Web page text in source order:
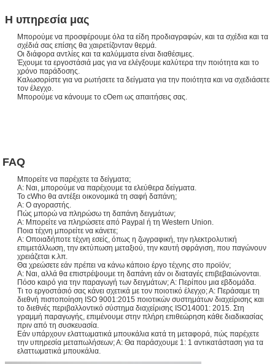
Η υπηρεσία μας
Μπορούμε να προσφέρουμε όλα τα είδη προδιαγραφών, και τα σχέδια και τα
σχέδιά σας επίσης θα χαιρετίζονταν θερμά.
Οι διάφορα αντλίες και τα καλύμματα είναι διαθέσιμες.
Έχουμε τα εργοστάσιά μας για να ελέγξουμε καλύτερα την ποιότητα και το
χρόνο παράδοσης.
Καλωσορίστε για να ρωτήσετε τα δείγματα για την ποιότητα και να σχεδιάσετε
τον έλεγχο.
Μπορούμε να κάνουμε το cOem ως απαιτήσεις σας.
FAQ
Μπορείτε να παρέχετε τα δείγματα;
Α: Ναι, μπορούμε να παρέχουμε τα ελεύθερα δείγματα.
Το cWho θα αντέξει οικονομικά τη σαφή δαπάνη;
Α: Ο αγοραστής.
Πώς μπορώ να πληρώσω τη δαπάνη δειγμάτων;
Α: Μπορείτε να πληρώσετε από Paypal ή τη Western Union.
Ποια τέχνη μπορείτε να κάνετε;
Α: Οποιαδήποτε τέχνη εσείς, όπως η ζωγραφική, την ηλεκτρολυτική
επιμετάλλωση, την εκτύπωση μεταξιού, την καυτή σφράγιση, που παγώνουν
χρειάζεται κ.λπ.
Θα χρεώσετε εάν πρέπει να κάνω κάποιο έργο τέχνης στο προϊόν;
Α: Ναι, αλλά θα επιστρέψουμε τη δαπάνη εάν οι διαταγές επιβεβαιώνονται.
Πόσο καιρό για την παραγωγή των δειγμάτων; Α: Περίπου μια εβδομάδα.
Τι το εργοστάσιό σας κάνει σχετικά με τον ποιοτικό έλεγχο; Α: Περάσαμε τη
διεθνή πιστοποίηση ISO 9001:2015 ποιοτικών συστημάτων διαχείρισης και
το διεθνές περιβαλλοντικό σύστημα διαχείρισης ISO14001: 2015. Στη
γραμμή παραγωγής, επιμένουμε στην πλήρη επιθεώρηση κάθε διαδικασίας
πριν από τη συσκευασία.
Εάν υπάρχουν ελαττωματικά μπουκάλια κατά τη μεταφορά, πώς παρέχετε
την υπηρεσία μεταπωλήσεων; Α: Θα παράσχουμε 1: 1 αντικατάσταση για τα
ελαττωματικά μπουκάλια.